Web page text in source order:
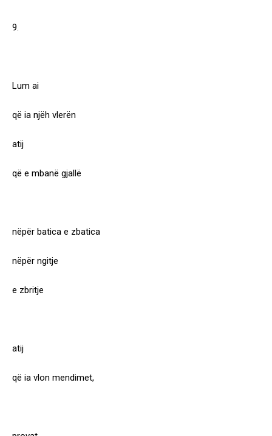
9.
Lum ai
që ia njëh vlerën
atij
që e mbanë gjallë
nëpër batica e zbatica
nëpër ngitje
e zbritje
atij
që ia vlon mendimet,